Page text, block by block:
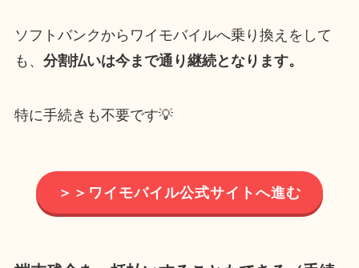
ソフトバンクからワイモバイルへ乗り換えをして
も、 分割払いは今まで通り継続となります。
特に手続きも不要です💡
＞＞ワイモバイル公式サイトへ進む